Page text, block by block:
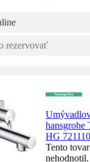
rezervovať
hansgrohe
HG
Tento
nehodnotil.